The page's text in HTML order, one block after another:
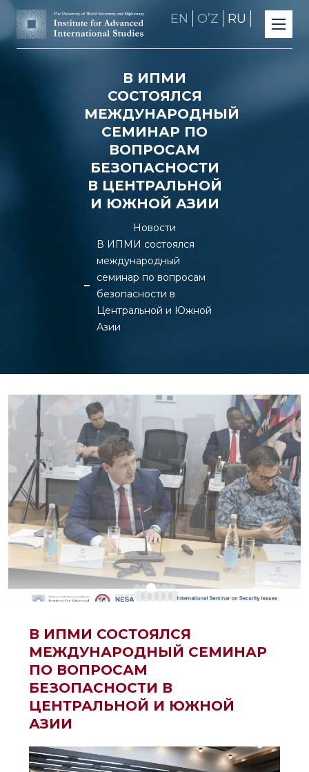
EN OʼZ RU
В ИПМИ
СОСТОЯЛСЯ
МЕЖДУНАРОДНЫЙ
СЕМИНАР ПО
ВОПРОСАМ
БЕЗОПАСНОСТИ
В ЦЕНТРАЛЬНОЙ
И ЮЖНОЙ АЗИИ
Новости
В ИПМИ состоялся
международный
семинар по вопросам
безопасности в
Центральной и Южной
Азии
В ИПМИ СОСТОЯЛСЯ
МЕЖДУНАРОДНЫЙ СЕМИНАР
ПО ВОПРОСАМ
БЕЗОПАСНОСТИ В
ЦЕНТРАЛЬНОЙ И ЮЖНОЙ
АЗИИ